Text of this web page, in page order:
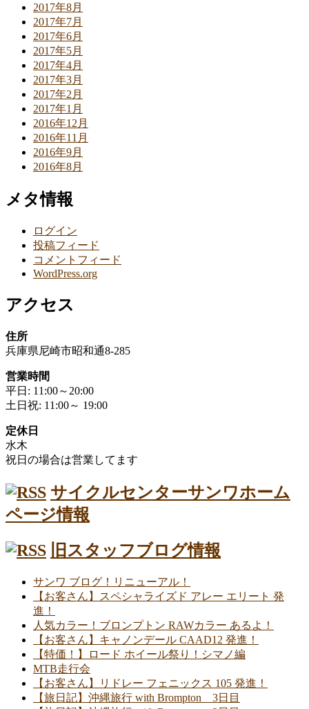
2017年8月
2017年7月
2017年6月
2017年5月
2017年4月
2017年3月
2017年2月
2017年1月
2016年12月
2016年11月
2016年9月
2016年8月
メタ情報
ログイン
投稿フィード
コメントフィード
WordPress.org
アクセス
住所
兵庫県尼崎市昭和通8-285
営業時間
平日: 11:00～20:00
土日祝: 11:00～ 19:00
定休日
水木
祝日の場合は営業してます
サイクルセンターサンワホーム
ページ情報
旧スタッフブログ情報
サンワ ブログ！リニューアル！
【お客さん】スペシャライズド アレー エリート 発
進！
人気カラー！ブロンプトン RAWカラー あるよ！
【お客さん】キャノンデール CAAD12 発進！
【特価！】ロード ホイール祭り！シマノ編
MTB走行会
【お客さん】リドレー フェニックス 105 発進！
【旅日記】沖縄旅行 with Brompton 3日目